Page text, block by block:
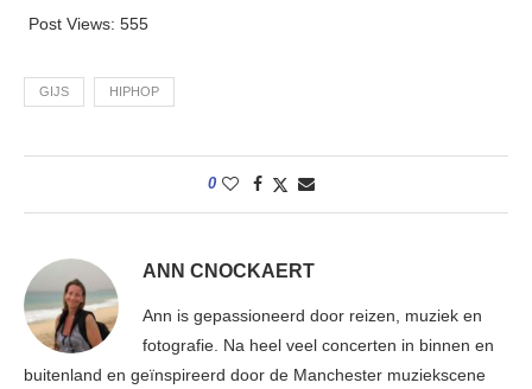
Post Views: 555
GIJS HIPHOP
0
ANN CNOCKAERT
Ann is gepassioneerd door reizen, muziek en
fotografie. Na heel veel concerten in binnen en
buitenland en geïnspireerd door de Manchester muziekscene